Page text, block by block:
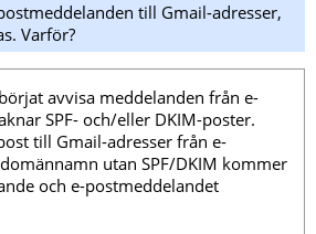
till Gmail-adresser,
Varför?
avvisa meddelanden från e-
SPF- och/eller DKIM-poster.
till Gmail-adresser från e-
utan SPF/DKIM kommer
och e-postmeddelandet